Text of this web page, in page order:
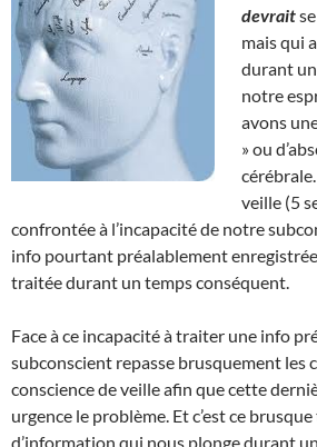
devrait
mais qui
durant
notre
avons
» ou
veille (5
confrontée à l’incapacité de notre
info pourtant préalablement
traitée durant un temps conséquent.
Face à ce incapacité à traiter une info
subconscient repasse brusquement les
conscience de veille afin que cette
urgence le problème. Et c’est ce
d’information qui nous plonge durant